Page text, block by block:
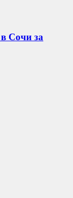
Сочи за